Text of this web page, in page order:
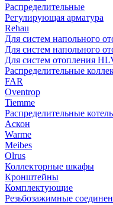
Распределительные
Регулирующая арматура
Rehau
Для систем напольного
Для систем напольного
Для систем отопления
Распределительные
FAR
Oventrop
Tiemme
Распределительные
Аскон
Warme
Meibes
Olrus
Коллекторные шкафы
Кронштейны
Комплектующие
Резьбозажимные